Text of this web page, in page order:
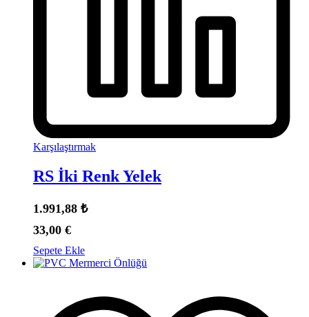
Karşılaştırmak
RS İki Renk Yelek
1.991,88 ₺
33,00 €
Sepete Ekle